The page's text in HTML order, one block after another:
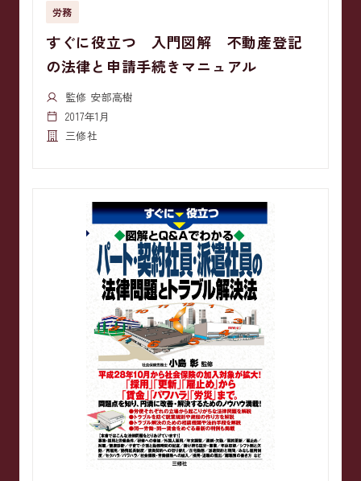
労務
すぐに役立つ 入門図解 不動産登記
の法律と申請手続きマニュアル
監修 安部高樹
2017年1月
三修社